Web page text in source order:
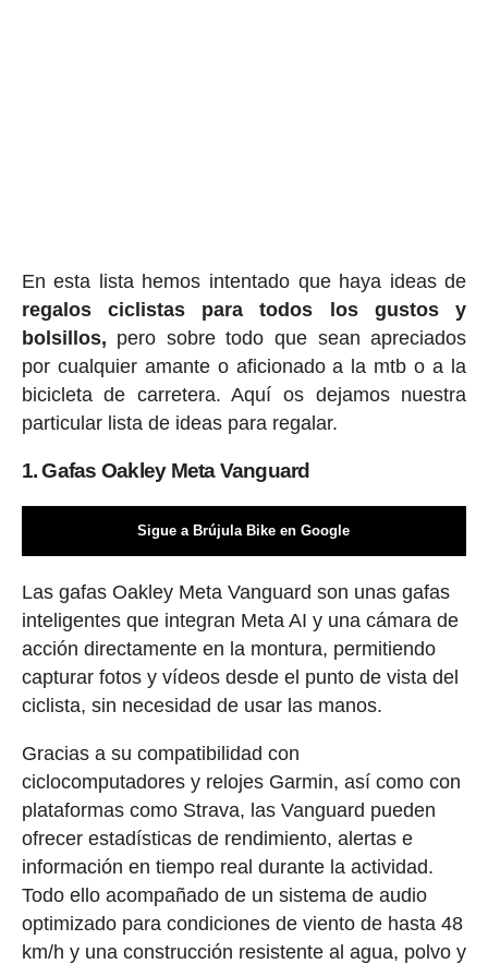
En esta lista hemos intentado que haya ideas de
regalos ciclistas para todos los gustos y
bolsillos, pero sobre todo que sean apreciados
por cualquier amante o aficionado a la mtb o a la
bicicleta de carretera. Aquí os dejamos nuestra
particular lista de ideas para regalar.
1. Gafas Oakley Meta Vanguard
Sigue a Brújula Bike en Google
Las gafas Oakley Meta Vanguard son unas gafas
inteligentes que integran Meta AI y una cámara de
acción directamente en la montura, permitiendo
capturar fotos y vídeos desde el punto de vista del
ciclista, sin necesidad de usar las manos.
Gracias a su compatibilidad con
ciclocomputadores y relojes Garmin, así como con
plataformas como Strava, las Vanguard pueden
ofrecer estadísticas de rendimiento, alertas e
información en tiempo real durante la actividad.
Todo ello acompañado de un sistema de audio
optimizado para condiciones de viento de hasta 48
km/h y una construcción resistente al agua, polvo y